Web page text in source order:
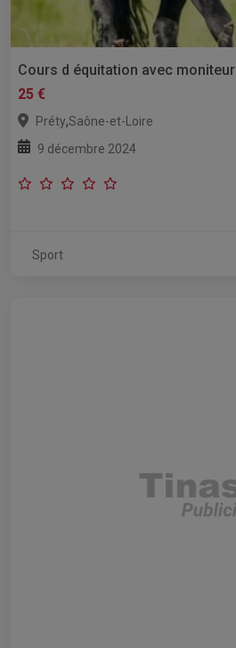
Cours d équitation avec moniteur
25 €
Préty,Saône-et-Loire
9 décembre 2024
Sport